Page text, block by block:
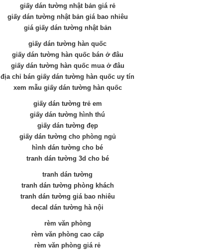
giấy dán tường nhật bản giá rẻ
giấy dán tường nhật bản giá bao nhiêu
giá giấy dán tường nhật bản
giấy dán tường hàn quốc
giấy dán tường hàn quốc bán ở đâu
giấy dán tường hàn quốc mua ở đâu
địa chỉ bán giấy dán tường hàn quốc uy tín
xem mẫu giấy dán tường hàn quốc
giấy dán tường trẻ em
giấy dán tường hình thú
giấy dán tường đẹp
giấy dán tường cho phòng ngủ
hình dán tường cho bé
tranh dán tường 3d cho bé
tranh dán tường
tranh dán tường phòng khách
tranh dán tường giá bao nhiêu
decal dán tường hà nội
rèm văn phòng
rèm văn phòng cao cấp
rèm văn phòng giá rẻ